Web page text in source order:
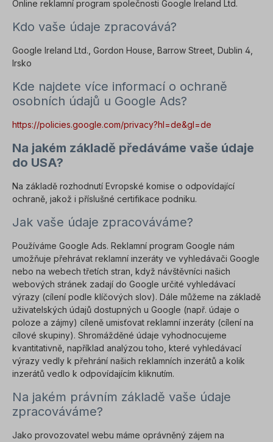
Online reklamní program společnosti Google Ireland Ltd.
Kdo vaše údaje zpracovává?
Google Ireland Ltd., Gordon House, Barrow Street, Dublin 4,
Irsko
Kde najdete více informací o ochraně
osobních údajů u Google Ads?
https://policies.google.com/privacy?hl=de&gl=de
Na jakém základě předáváme vaše údaje
do USA?
Na základě rozhodnutí Evropské komise o odpovídající
ochraně, jakož i příslušné certifikace podniku.
Jak vaše údaje zpracováváme?
Používáme Google Ads. Reklamní program Google nám
umožňuje přehrávat reklamní inzeráty ve vyhledávači Google
nebo na webech třetích stran, když návštěvníci našich
webových stránek zadají do Google určité vyhledávací
výrazy (cílení podle klíčových slov). Dále můžeme na základě
uživatelských údajů dostupných u Google (např. údaje o
poloze a zájmy) cíleně umisťovat reklamní inzeráty (cílení na
cílové skupiny). Shromážděné údaje vyhodnocujeme
kvantitativně, například analýzou toho, které vyhledávací
výrazy vedly k přehrání našich reklamních inzerátů a kolik
inzerátů vedlo k odpovídajícím kliknutím.
Na jakém právním základě vaše údaje
zpracováváme?
Jako provozovatel webu máme oprávněný zájem na